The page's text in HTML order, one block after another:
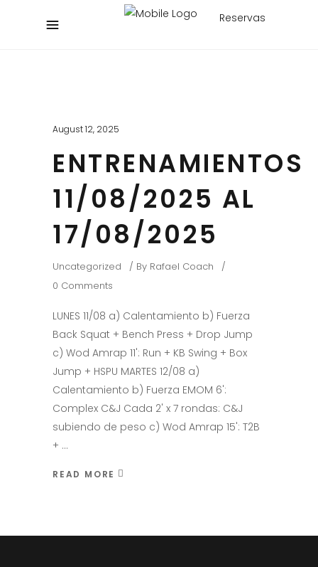
Reservas
August 12, 2025
ENTRENAMIENTOS
11/08/2025 AL
17/08/2025
Uncategorized By Rafael Coach
0 Comments
LUNES 11/08 a) Calentamiento b) Fuerza
Back Squat + Bench Press + Drop Jump
c) Wod Amrap 11': Run + KB Swing + Box
Jump + HSPU MARTES 12/08 a)
Calentamiento b) Fuerza EMOM 6':
Complex C&J Cada 2' x 7 rondas: C&J
subiendo de peso c) Wod Amrap 15': T2B
+
READ MORE